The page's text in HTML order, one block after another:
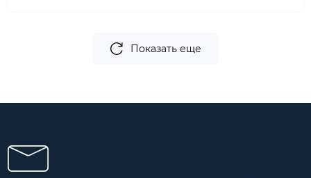
Показать еще